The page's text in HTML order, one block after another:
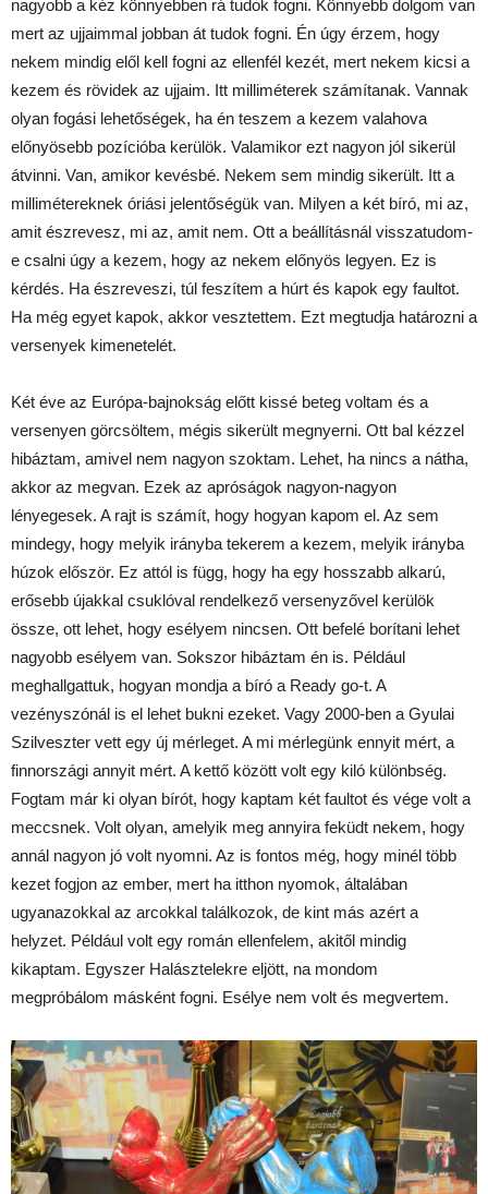
nagyobb a kéz könnyebben rá tudok fogni. Könnyebb dolgom van
mert az ujjaimmal jobban át tudok fogni. Én úgy érzem, hogy
nekem mindig elől kell fogni az ellenfél kezét, mert nekem kicsi a
kezem és rövidek az ujjaim. Itt milliméterek számítanak. Vannak
olyan fogási lehetőségek, ha én teszem a kezem valahova
előnyösebb pozícióba kerülök. Valamikor ezt nagyon jól sikerül
átvinni. Van, amikor kevésbé. Nekem sem mindig sikerült. Itt a
millimétereknek óriási jelentőségük van. Milyen a két bíró, mi az,
amit észrevesz, mi az, amit nem. Ott a beállításnál visszatudom-
e csalni úgy a kezem, hogy az nekem előnyös legyen. Ez is
kérdés. Ha észreveszi, túl feszítem a húrt és kapok egy faultot.
Ha még egyet kapok, akkor vesztettem. Ezt megtudja határozni a
versenyek kimenetelét.
Két éve az Európa-bajnokság előtt kissé beteg voltam és a
versenyen görcsöltem, mégis sikerült megnyerni. Ott bal kézzel
hibáztam, amivel nem nagyon szoktam. Lehet, ha nincs a nátha,
akkor az megvan. Ezek az apróságok nagyon-nagyon
lényegesek. A rajt is számít, hogy hogyan kapom el. Az sem
mindegy, hogy melyik irányba tekerem a kezem, melyik irányba
húzok először. Ez attól is függ, hogy ha egy hosszabb alkarú,
erősebb újakkal csuklóval rendelkező versenyzővel kerülök
össze, ott lehet, hogy esélyem nincsen. Ott befelé borítani lehet
nagyobb esélyem van. Sokszor hibáztam én is. Például
meghallgattuk, hogyan mondja a bíró a Ready go-t. A
vezényszónál is el lehet bukni ezeket. Vagy 2000-ben a Gyulai
Szilveszter vett egy új mérleget. A mi mérlegünk ennyit mért, a
finnországi annyit mért. A kettő között volt egy kiló különbség.
Fogtam már ki olyan bírót, hogy kaptam két faultot és vége volt a
meccsnek. Volt olyan, amelyik meg annyira feküdt nekem, hogy
annál nagyon jó volt nyomni. Az is fontos még, hogy minél több
kezet fogjon az ember, mert ha itthon nyomok, általában
ugyanazokkal az arcokkal találkozok, de kint más azért a
helyzet. Például volt egy román ellenfelem, akitől mindig
kikaptam. Egyszer Halásztelekre eljött, na mondom
megpróbálom másként fogni. Esélye nem volt és megvertem.